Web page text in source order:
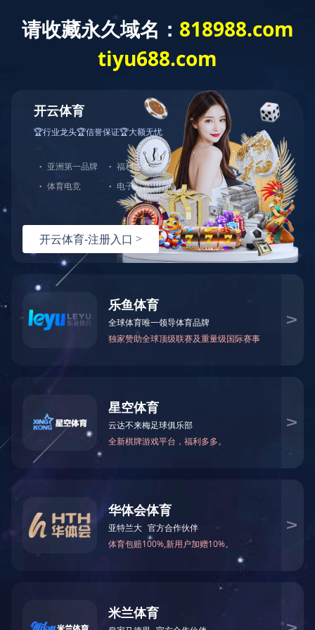
碳化硅外延片
碳化硅外延片代工服务
碳化硅相关检测服务
外延片清洗服务
碳化硅相关检测服务
首页 前一页 1 后一页
在线咨询
产品与服务
0769-22891678